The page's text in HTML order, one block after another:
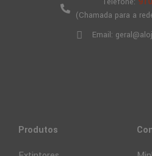
(Chamada para a
Email:
Produtos